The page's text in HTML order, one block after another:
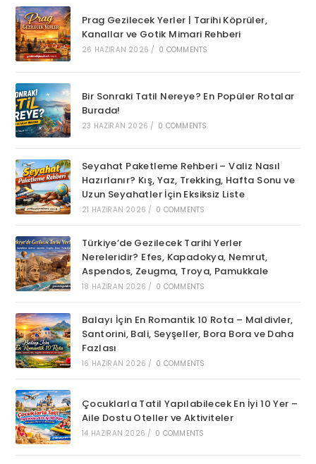
Prag Gezilecek Yerler | Tarihi Köprüler,
Kanallar ve Gotik Mimari Rehberi
26 HAZIRAN 2026 / 0 COMMENTS
Bir Sonraki Tatil Nereye? En Popüler Rotalar
Burada!
23 HAZIRAN 2026 / 0 COMMENTS
Seyahat Paketleme Rehberi – Valiz Nasıl
Hazırlanır? Kış, Yaz, Trekking, Hafta Sonu ve
Uzun Seyahatler İçin Eksiksiz Liste
21 HAZIRAN 2026 / 0 COMMENTS
Türkiye’de Gezilecek Tarihi Yerler
Nereleridir? Efes, Kapadokya, Nemrut,
Aspendos, Zeugma, Troya, Pamukkale
18 HAZIRAN 2026 / 0 COMMENTS
Balayı İçin En Romantik 10 Rota – Maldivler,
Santorini, Bali, Seyşeller, Bora Bora ve Daha
Fazlası
16 HAZIRAN 2026 / 0 COMMENTS
Çocuklarla Tatil Yapılabilecek En İyi 10 Yer –
Aile Dostu Oteller ve Aktiviteler
14 HAZIRAN 2026 / 0 COMMENTS